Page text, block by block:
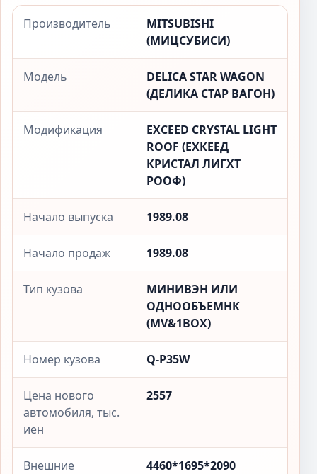
Производитель
MITSUBISHI
(МИЦСУБИСИ)
Модель
DELICA STAR WAGON
(ДЕЛИКА СТАР ВАГОН)
Модификация
EXCEED CRYSTAL LIGHT
ROOF (ЕXКЕЕД
КРИСТАЛ ЛИГХТ
РООФ)
Начало выпуска 1989.08
Начало продаж 1989.08
Тип кузова
МИНИВЭН ИЛИ
ОДНООБЪЕМНК
(MV&1BOX)
Номер кузова Q-P35W
Цена нового
автомобиля, тыс.
иен
2557
Внешние
4460*1695*2090